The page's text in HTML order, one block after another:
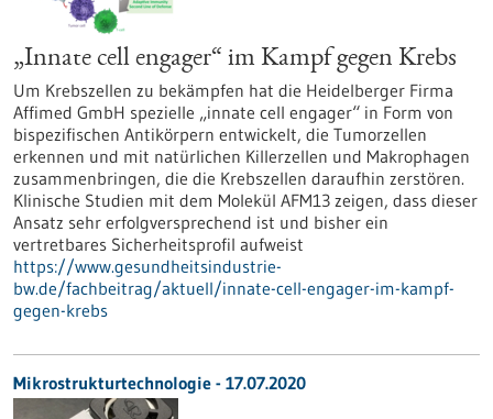
„Innate cell engager“ im Kampf gegen Krebs
Um Krebszellen zu bekämpfen hat die Heidelberger Firma
Affimed GmbH spezielle „innate cell engager“ in Form von
bispezifischen Antikörpern entwickelt, die Tumorzellen
erkennen und mit natürlichen Killerzellen und Makrophagen
zusammenbringen, die die Krebszellen daraufhin zerstören.
Klinische Studien mit dem Molekül AFM13 zeigen, dass dieser
Ansatz sehr erfolgversprechend ist und bisher ein
vertretbares Sicherheitsprofil aufweist
https://www.gesundheitsindustrie-
bw.de/fachbeitrag/aktuell/innate-cell-engager-im-kampf-
gegen-krebs
Mikrostrukturtechnologie - 17.07.2020